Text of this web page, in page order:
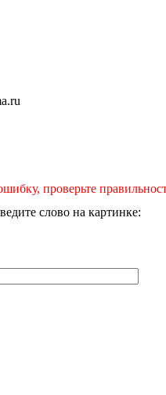
проверьте
слово на картинке: